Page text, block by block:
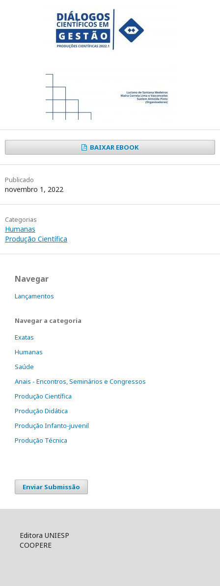
BAIXAR EBOOK
Publicado
novembro 1, 2022
Categorias
Humanas
Produção Científica
Navegar
Lançamentos
Navegar a categoria
Exatas
Humanas
Saúde
Anais - Encontros, Seminários e Congressos
Produção Científica
Produção Didática
Produção Infanto-juvenil
Produção Técnica
Enviar Submissão
Editora UNIESP
COOPERE